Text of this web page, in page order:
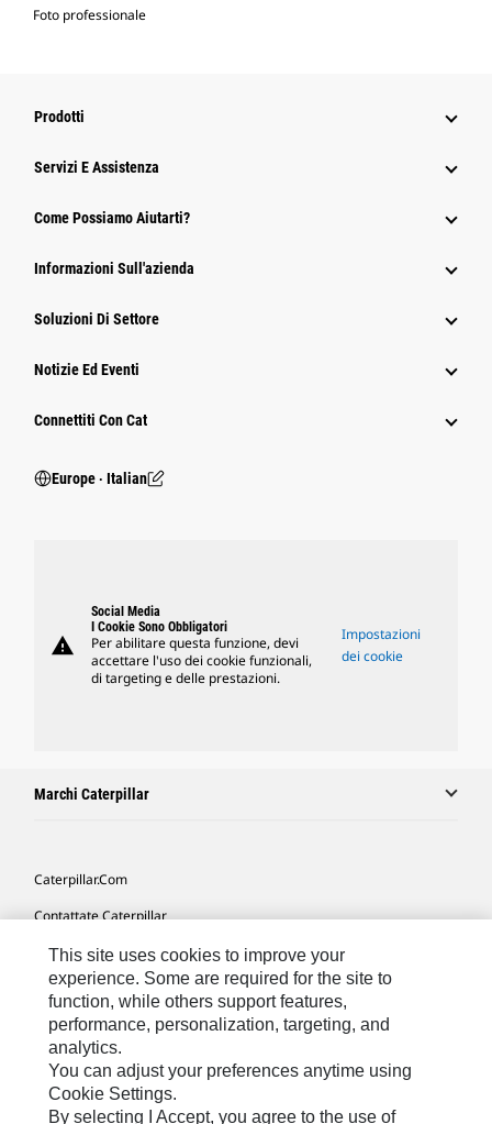
Foto professionale
Prodotti
Servizi E Assistenza
Come Possiamo Aiutarti?
Informazioni Sull'azienda
Soluzioni Di Settore
Notizie Ed Eventi
Connettiti Con Cat
Europe ‧ Italian
warning
Social Media
I Cookie Sono Obbligatori
Per abilitare questa funzione, devi
accettare l'uso dei cookie funzionali,
di targeting e delle prestazioni.
Impostazioni
dei cookie
Marchi Caterpillar
Caterpillar.com
Contattate Caterpillar
Le Mie Preferenze Di Marketing
Mappa Del Sito
Cookie Settings
Informazioni Legali
Tutela Della Privacy
This site uses cookies to improve your
experience. Some are required for the site to
function, while others support features,
performance, personalization, targeting, and
analytics.
You can adjust your preferences anytime using
Cookie Settings.
By selecting I Accept, you agree to the use of